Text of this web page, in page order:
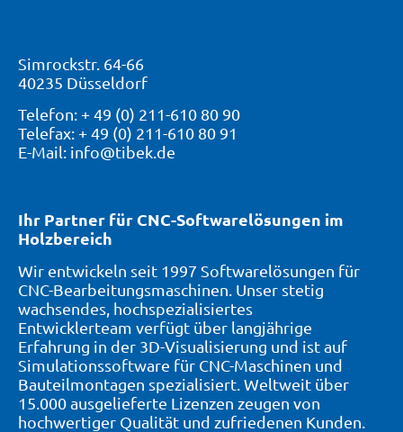
Ihr Partner für CNC-Softwarelösungen im
Holzbereich
Wir entwickeln seit 1997 Softwarelösungen für
CNC-Bearbeitungsmaschinen. Unser stetig
wachsendes, hochspezialisiertes
Entwicklerteam verfügt über langjährige
Erfahrung in der 3D-Visualisierung und ist auf
Simulationssoftware für CNC-Maschinen und
Bauteilmontagen spezialisiert. Weltweit über
15.000 ausgelieferte Lizenzen zeugen von
hochwertiger Qualität und zufriedenen Kunden.
Simrockstr. 64-66
40235 Düsseldorf
Telefon: + 49 (0) 211-610 80 90
Telefax: + 49 (0) 211-610 80 91
E-Mail: info@tibek.de